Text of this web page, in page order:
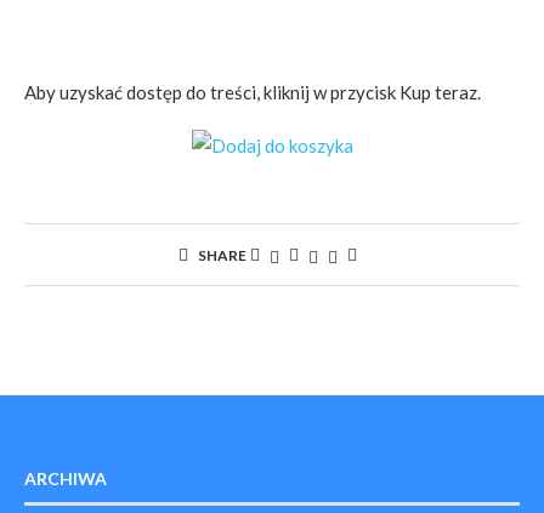
Aby uzyskać dostęp do treści, kliknij w przycisk Kup teraz.
SHARE
ARCHIWA